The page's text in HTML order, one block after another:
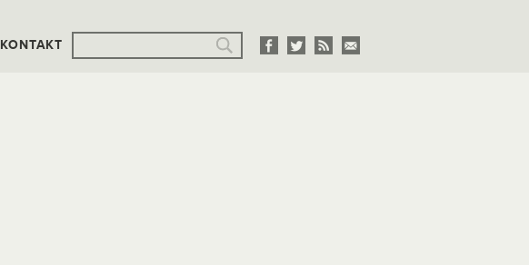
KONTAKT